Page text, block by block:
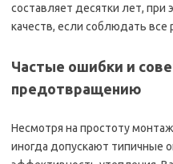
составляет десятки лет, при
качеств, если соблюдать
Частые ошибки и
предотвращению
Несмотря на простоту
иногда допускают типичные